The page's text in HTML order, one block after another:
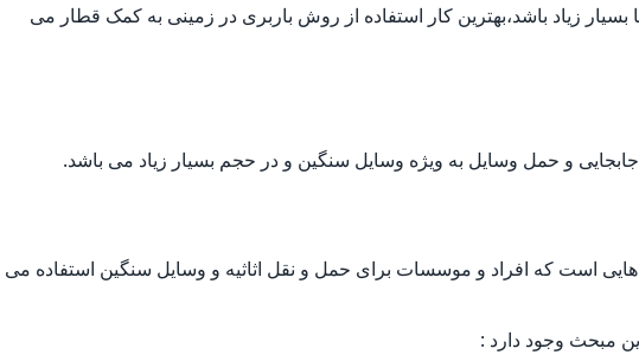
بسیار زیاد باشد،بهترین کار استفاده از روش باربری در زمینی به کمک قطار می
و حمل وسایل به ویژه وسایل سنگین و در حجم بسیار زیاد می باشد.
هایی است که افراد و موسسات برای حمل و نقل اثاثیه و وسایل سنگین استفاده می
مبحث وجود دارد :